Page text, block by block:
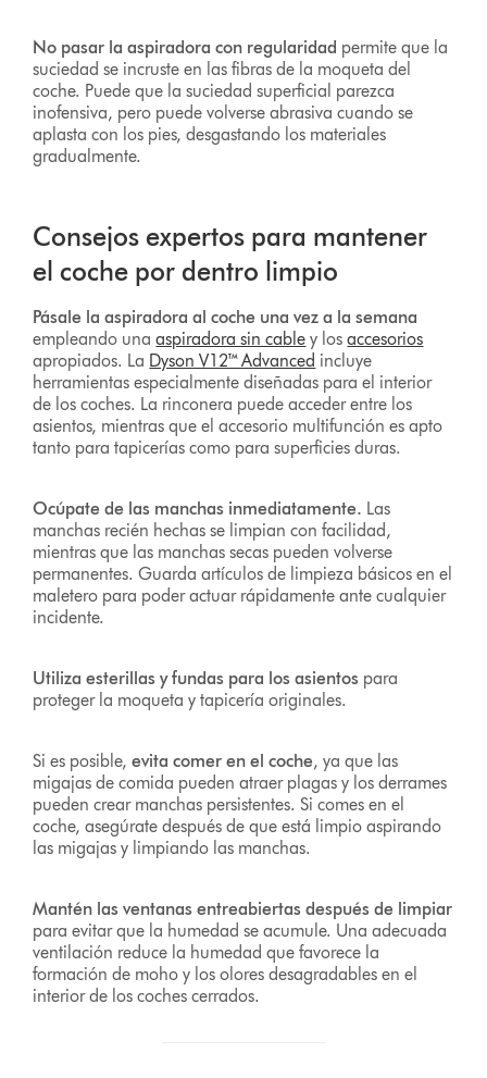
No pasar la aspiradora con regularidad permite que la
suciedad se incruste en las fibras de la moqueta del
coche. Puede que la suciedad superficial parezca
inofensiva, pero puede volverse abrasiva cuando se
aplasta con los pies, desgastando los materiales
gradualmente.
Consejos expertos para mantener
el coche por dentro limpio
Pásale la aspiradora al coche una vez a la semana
empleando unaaspiradora sin cable y losaccesorios
apropiados. La Dyson V12™ Advanced incluye
herramientas especialmente diseñadas para el interior
de los coches. La rinconera puede acceder entre los
asientos, mientras que el accesorio multifunción es apto
tanto para tapicerías como para superficies duras.
Ocúpate de las manchas inmediatamente. Las
manchas recién hechas se limpian con facilidad,
mientras que las manchas secas pueden volverse
permanentes. Guarda artículos de limpieza básicos en el
maletero para poder actuar rápidamente ante cualquier
incidente.
Utiliza esterillas y fundas para los asientos para
proteger la moqueta y tapicería originales.
Si es posible,evita comer en el coche, ya que las
migajas de comida pueden atraer plagas y los derrames
pueden crear manchas persistentes. Si comes en el
coche, asegúrate después de que está limpio aspirando
las migajas y limpiando las manchas.
Mantén las ventanas entreabiertas después de limpiar
para evitar que la humedad se acumule. Una adecuada
ventilación reduce la humedad que favorece la
formación de moho y los olores desagradables en el
interior de los coches cerrados.